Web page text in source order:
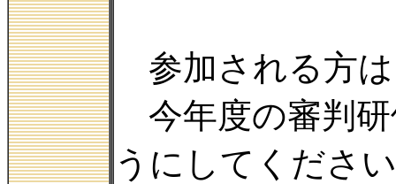
参加される方
今年度の審判研
うにしてくださ